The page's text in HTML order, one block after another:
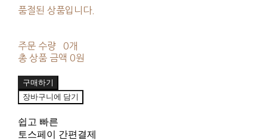
품절된 상품입니다.
주문 수량
0개
총 상품 금액 0원
구매하기
장바구니에 담기
쉽고 빠른
토스페이 간편결제